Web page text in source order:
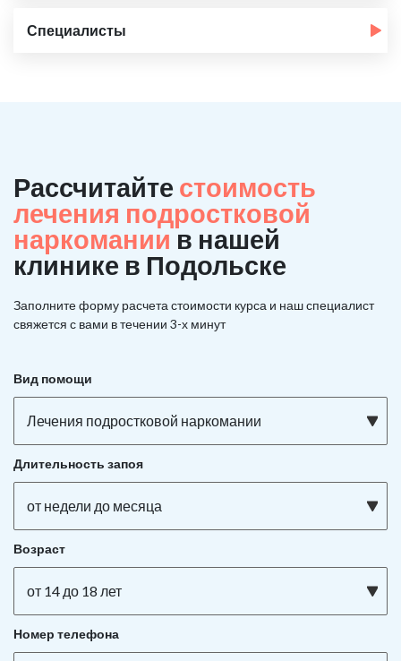
Специалисты
Рассчитайте стоимость
лечения подростковой
наркоманиив нашей
клинике в Подольске
Заполните форму расчета стоимости курса и наш специалист
свяжется с вами в течении 3-х минут
Вид помощи
Лечения подростковой наркомании
Длительность запоя
от недели до месяца
Возраст
от 14 до 18 лет
Номер телефона